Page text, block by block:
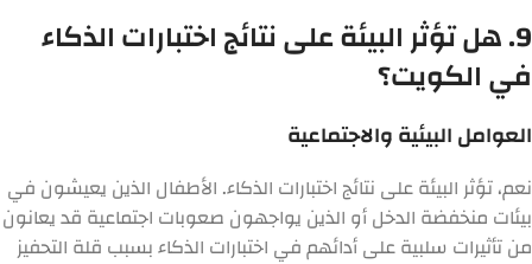
9. هل تؤثر البيئة على نتائج اختبارات الذكاء
في الكويت؟
العوامل البيئية والاجتماعية
نعم، تؤثر البيئة على نتائج اختبارات الذكاء. الأطفال الذين يعيشون في
بيئات منخفضة الدخل أو الذين يواجهون صعوبات اجتماعية قد يعانون
من تأثيرات سلبية على أدائهم في اختبارات الذكاء بسبب قلة التحفيز